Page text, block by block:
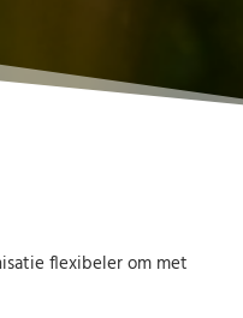
flexibeler om met